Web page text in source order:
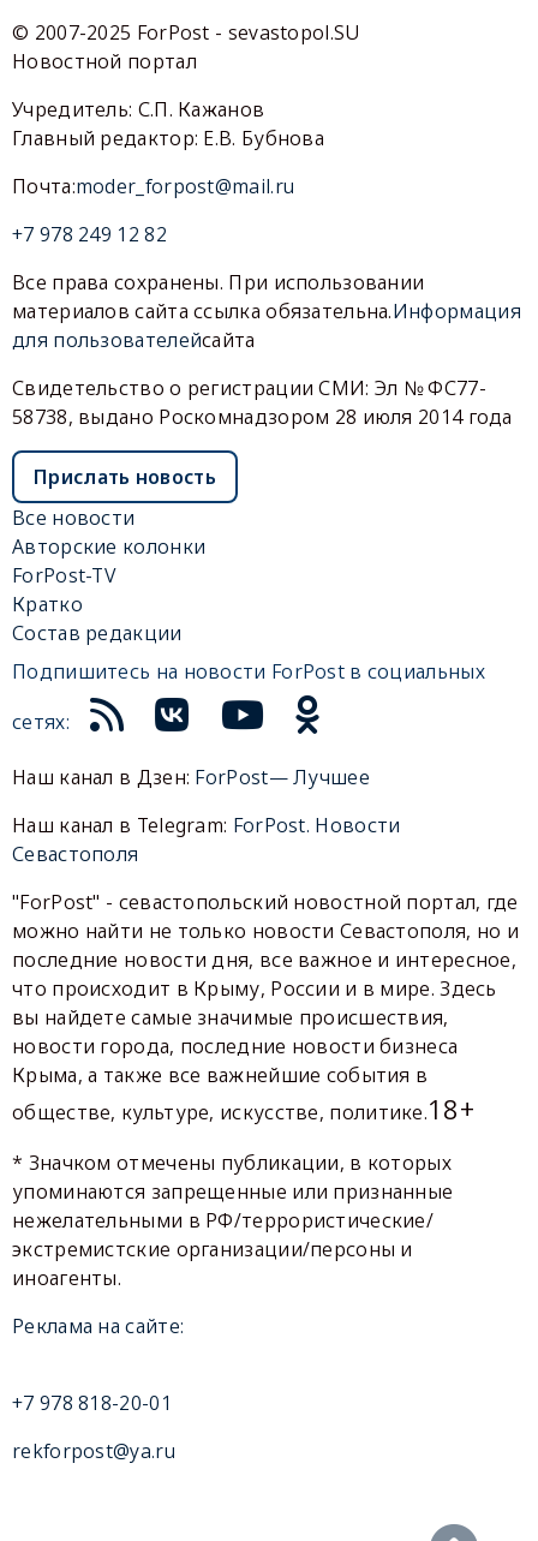
© 2007-2025 ForPost - sevastopol.SU
Новостной портал
Учредитель: С.П. Кажанов
Главный редактор: Е.В. Бубнова
Почта:moder_forpost@mail.ru
+7 978 249 12 82
Все права сохранены. При использовании
материалов сайта ссылка обязательна.Информация
для пользователейсайта
Свидетельство о регистрации СМИ: Эл № ФС77-
58738, выдано Роскомнадзором 28 июля 2014 года
Прислать новость
Все новости
Авторские колонки
ForPost-TV
Кратко
Состав редакции
Подпишитесь на новости ForPost в социальных
сетях:
Наш канал в Дзен: ForPost— Лучшее
Наш канал в Telegram: ForPost. Новости
Севастополя
"ForPost" - севастопольский новостной портал, где
можно найти не только новости Севастополя, но и
последние новости дня, все важное и интересное,
что происходит в Крыму, России и в мире. Здесь
вы найдете самые значимые происшествия,
новости города, последние новости бизнеса
Крыма, а также все важнейшие события в
обществе, культуре, искусстве, политике.18+
* Значком отмечены публикации, в которых
упоминаются запрещенные или признанные
нежелательными в РФ/террористические/
экстремистские организации/персоны и
иноагенты.
Реклама на сайте:
+7 978 818-20-01
rekforpost@ya.ru